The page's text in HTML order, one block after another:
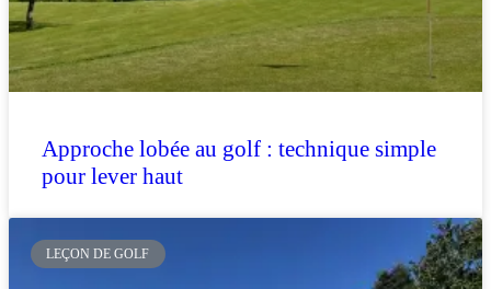
Approche lobée au golf : technique simple
pour lever haut
LEÇON DE GOLF